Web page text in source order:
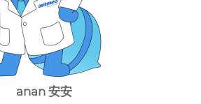
anan 安安